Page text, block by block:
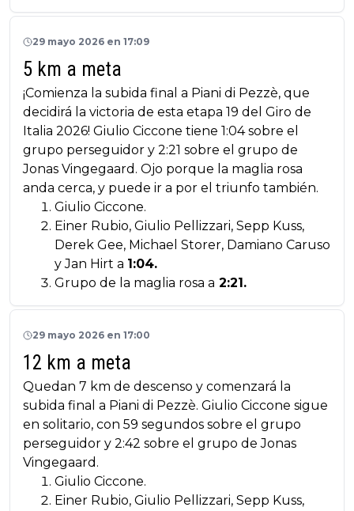
29 mayo 2026 en 17:09
5 km a meta
¡Comienza la subida final a Piani di Pezzè, que
decidirá la victoria de esta etapa 19 del Giro de
Italia 2026! Giulio Ciccone tiene 1:04 sobre el
grupo perseguidor y 2:21 sobre el grupo de
Jonas Vingegaard. Ojo porque la maglia rosa
anda cerca, y puede ir a por el triunfo también.
Giulio Ciccone.
Einer Rubio, Giulio Pellizzari, Sepp Kuss,
Derek Gee, Michael Storer, Damiano Caruso
y Jan Hirt a 1:04.
Grupo de la maglia rosa a 2:21.
29 mayo 2026 en 17:00
12 km a meta
Quedan 7 km de descenso y comenzará la
subida final a Piani di Pezzè. Giulio Ciccone sigue
en solitario, con 59 segundos sobre el grupo
perseguidor y 2:42 sobre el grupo de Jonas
Vingegaard.
Giulio Ciccone.
Einer Rubio, Giulio Pellizzari, Sepp Kuss,